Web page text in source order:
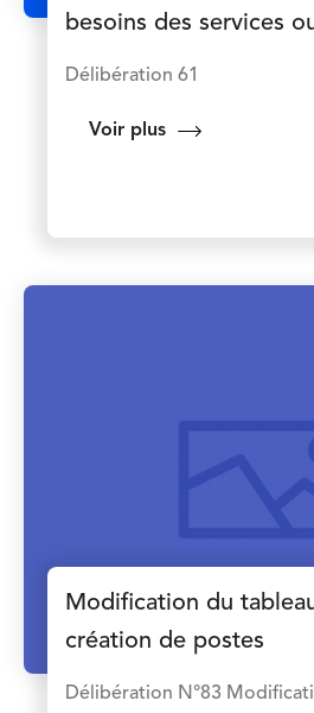
besoins des services
Délibération 61
Voir plus
Modification du
création de postes
Délibération N°83